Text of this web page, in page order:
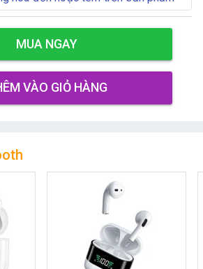
MUA NGAY
VÀO GIỎ HÀNG